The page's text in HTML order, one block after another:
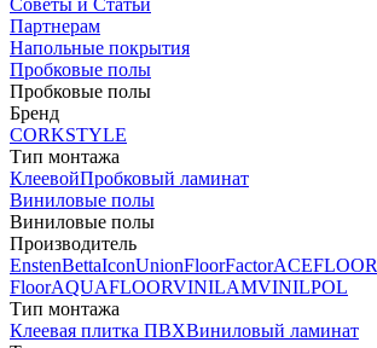
Советы и Статьи
Партнерам
Напольные покрытия
Пробковые полы
Пробковые полы
Бренд
CORKSTYLE
Тип монтажа
КлеевойПробковый ламинат
Виниловые полы
Виниловые полы
Производитель
EnstenBettaIconUnionFloorFactorACEFLOOR
FloorAQUAFLOORVINILAMVINILPOL
Тип монтажа
Клеевая плитка ПВХВиниловый ламинат